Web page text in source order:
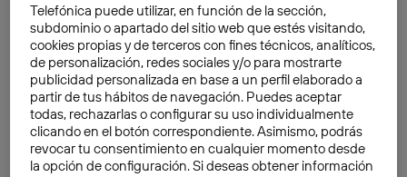
pacientes clínicos y a gestionar de una forma más
eficientelos recursos sanitarios. Esto se engloba
dentro de laeHealth, un concepto que hace
referencia al uso de las tecnologías de la información y
la comunicación en la atención médica.
Según laOMS, eldesarrollo de tecnologíascomo el
Telefónica puede utilizar, en función de la sección,
subdominio o apartado del sitio web que estés visitando,
cookies propias y de terceros con fines técnicos, analíticos,
de personalización, redes sociales y/o para mostrarte
publicidad personalizada en base a un perfil elaborado a
partir de tus hábitos de navegación. Puedes aceptar
todas, rechazarlas o configurar su uso individualmente
clicando en el botón correspondiente. Asimismo, podrás
revocar tu consentimiento en cualquier momento desde
la opción de configuración. Si deseas obtener información